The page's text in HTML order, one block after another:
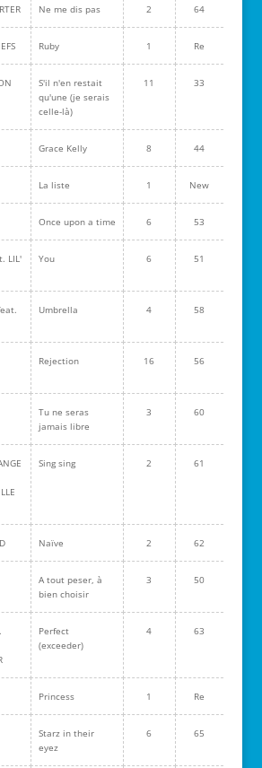
Ne me dis pas 2 64
Ruby 1 Re
S'il n'en restait
qu'une (je serais
celle-là)
11 33
Grace Kelly 8 44
La liste 1 New
Once upon a time 6 53
LIL'
You 6 51
Umbrella 4 58
Rejection 16 56
Tu ne seras
jamais libre
3 60
Sing sing 2 61
Naïve 2 62
A tout peser, à
bien choisir
3 50
Perfect
(exceeder)
4 63
Princess 1 Re
Starz in their
eyez
6 65